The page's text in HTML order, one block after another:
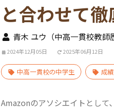
と合わせて
青木 ユウ（中高一貫校教師
2024年12月05日 2025年06月12日
中高一貫校の中学生 成
Amazonのアソシエイトとして